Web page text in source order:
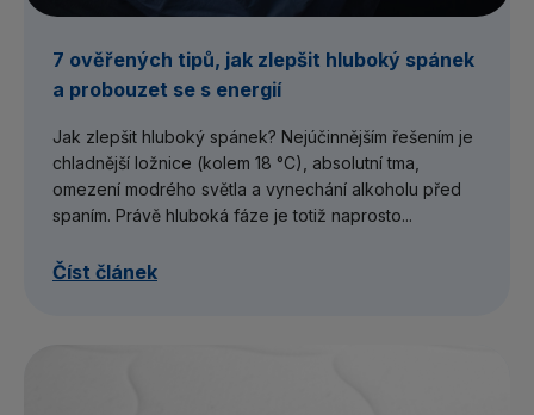
7 ověřených tipů, jak zlepšit hluboký spánek
a probouzet se s energií
Jak zlepšit hluboký spánek? Nejúčinnějším řešením je
chladnější ložnice (kolem 18 °C), absolutní tma,
omezení modrého světla a vynechání alkoholu před
spaním. Právě hluboká fáze je totiž naprosto...
Číst článek